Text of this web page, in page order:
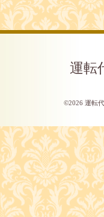
運転
©2026 運転